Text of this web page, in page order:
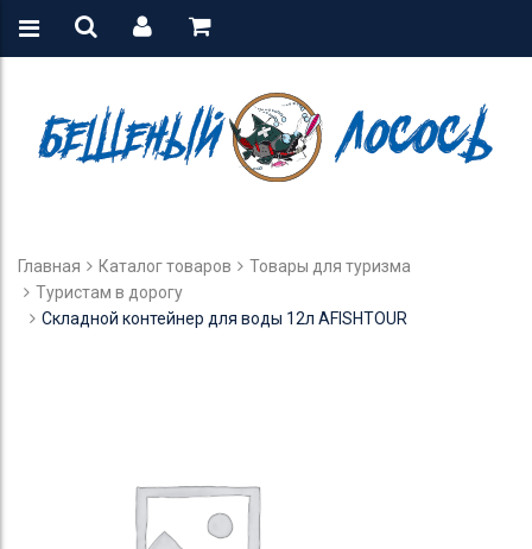
Главная Каталог товаров
Товары для туризма
Туристам в дорогу
Складной контейнер для воды 12л AFISHTOUR